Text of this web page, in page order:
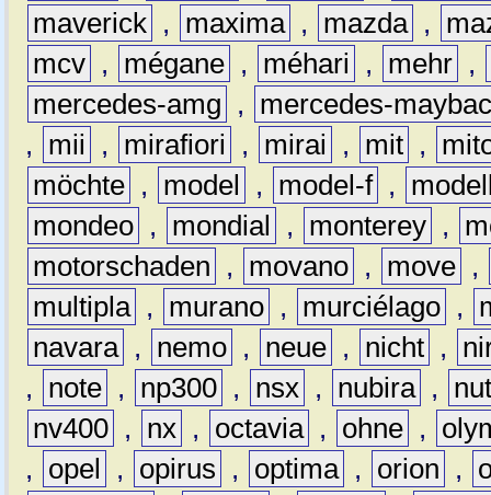
maverick , maxima , mazda ,
mcv , mégane , méhari , mehr ,
mercedes-amg
,
mercedes-
,
mii , mirafiori , mirai , mit ,
möchte , model , model-f ,
mondeo , mondial , monterey ,
motorschaden
, movano , move ,
multipla , murano , murciélago ,
navara , nemo , neue , nicht ,
,
note , np300 , nsx , nubira ,
nv400 , nx , octavia , ohne ,
,
opel , opirus , optima , orion ,